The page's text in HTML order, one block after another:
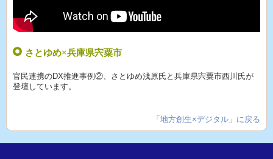
さとゆめ×兵庫県宍粟市
官民連携のDX推進事例②、さとゆめ浅原氏と兵庫県宍粟市西川氏が
登壇しています。
「地方創生×デジタル」に戻る